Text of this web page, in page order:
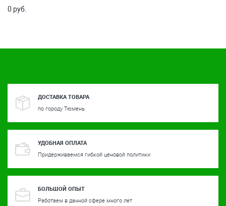
0 руб.
ДОСТАВКА ТОВАРА
по городу Тюмень
УДОБНАЯ ОПЛАТА
Придерживаемся гибкой ценовой политики
БОЛЬШОЙ ОПЫТ
Работаем в данной сфере много лет